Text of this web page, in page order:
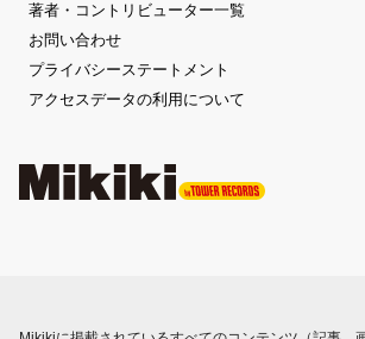
著者・コントリビューター一覧
お問い合わせ
プライバシーステートメント
アクセスデータの利用について